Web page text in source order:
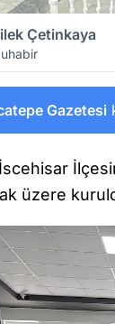
Çetinkaya
Gazetesi
üzere